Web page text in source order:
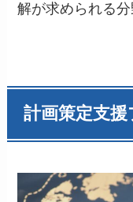
解が求められる分
計画策定支